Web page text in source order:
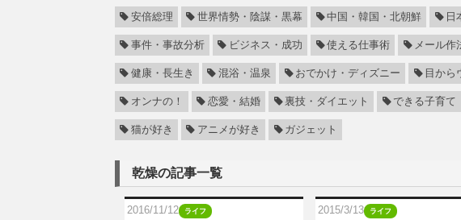
安倍総理 世界情勢・陰謀・黒幕 中国・韓国・北朝鮮 日
事件・事故分析 ビジネス・成功 使える仕事術 メール作
健康・長生き 混浴・温泉 おでかけ・ディズニー 目から
オンナの！ 恋愛・結婚 裏技・ダイエット できる子育て
猫が好き アニメが好き ガジェット
乾燥の記事一覧
2016/11/12 ライフ 2015/3/13 ライフ